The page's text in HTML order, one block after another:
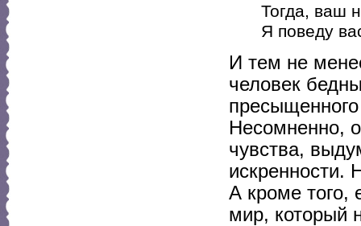
Тогда, ваш
Я поведу
И тем не
человек
Несомненно,
чувства,
искренности.
А кроме того,
мир, который